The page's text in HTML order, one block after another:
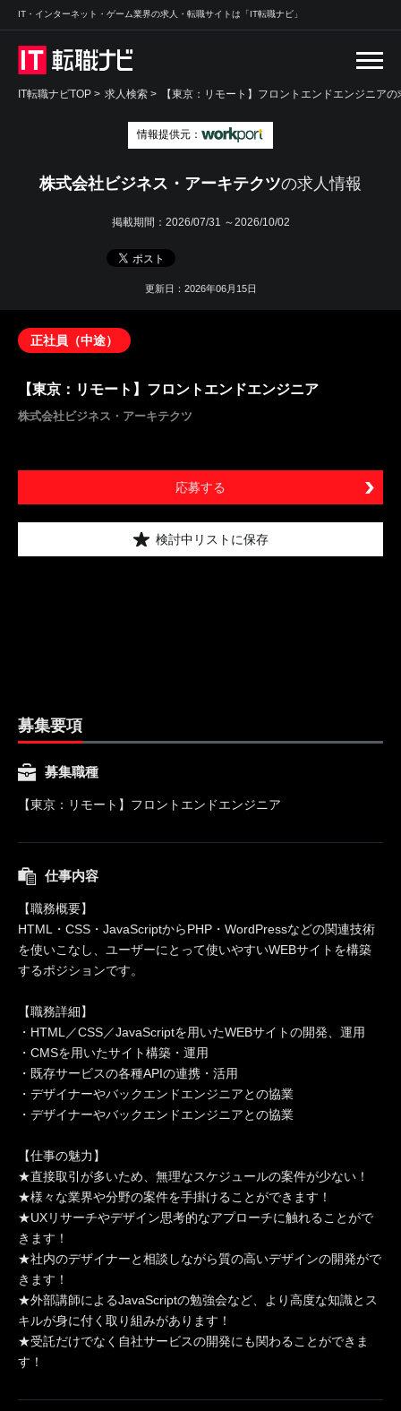
IT・インターネット・ゲーム業界の求人・転職サイトは「IT転職ナビ」
IT転職ナビTOP > 求人検索 > 【東京：リモート】フロントエンドエンジニア
情報提供元：
株式会社ビジネス・アーキテクツの求人情報
掲載期間： 2026/07/31 ～2026/10/02
更新日：2026年06月15日
正社員（中途）
【東京：リモート】フロントエンドエンジニア
株式会社ビジネス・アーキテクツ
応募する
検討中リストに保存
募集要項
募集職種
【東京：リモート】フロントエンドエンジニア
仕事内容
【職務概要】
HTML・CSS・JavaScriptからPHP・WordPressなどの関連技術
を使いこなし、ユーザーにとって使いやすいWEBサイトを構築
するポジションです。
【職務詳細】
・HTML／CSS／JavaScriptを用いたWEBサイトの開発、運用
・CMSを用いたサイト構築・運用
・既存サービスの各種APIの連携・活用
・デザイナーやバックエンドエンジニアとの協業
・デザイナーやバックエンドエンジニアとの協業
【仕事の魅力】
★直接取引が多いため、無理なスケジュールの案件が少ない！
★様々な業界や分野の案件を手掛けることができます！
★UXリサーチやデザイン思考的なアプローチに触れることがで
きます！
★社内のデザイナーと相談しながら質の高いデザインの開発がで
きます！
★外部講師によるJavaScriptの勉強会など、より高度な知識とス
キルが身に付く取り組みがあります！
★受託だけでなく自社サービスの開発にも関わることができま
す！